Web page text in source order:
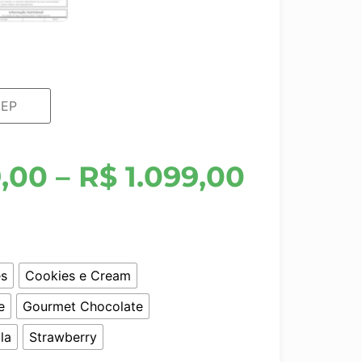
– R$1.099,00
Cookies e Cream
Gourmet Chocolate
Strawberry